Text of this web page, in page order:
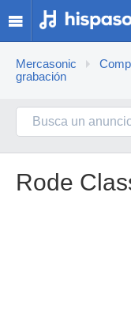
Mercasonic
grabación
Rode